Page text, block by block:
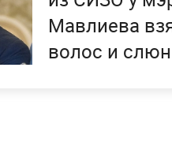
Мавлиева
волос и